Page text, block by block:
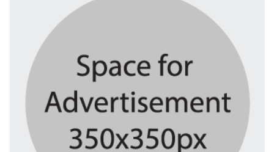
মাদরাসাকে অবহেলা করা শুরু মুজিব...
১ সপ্তাহ আগে
অনেক পরিবার এখনো তাঁদের স্বজন...